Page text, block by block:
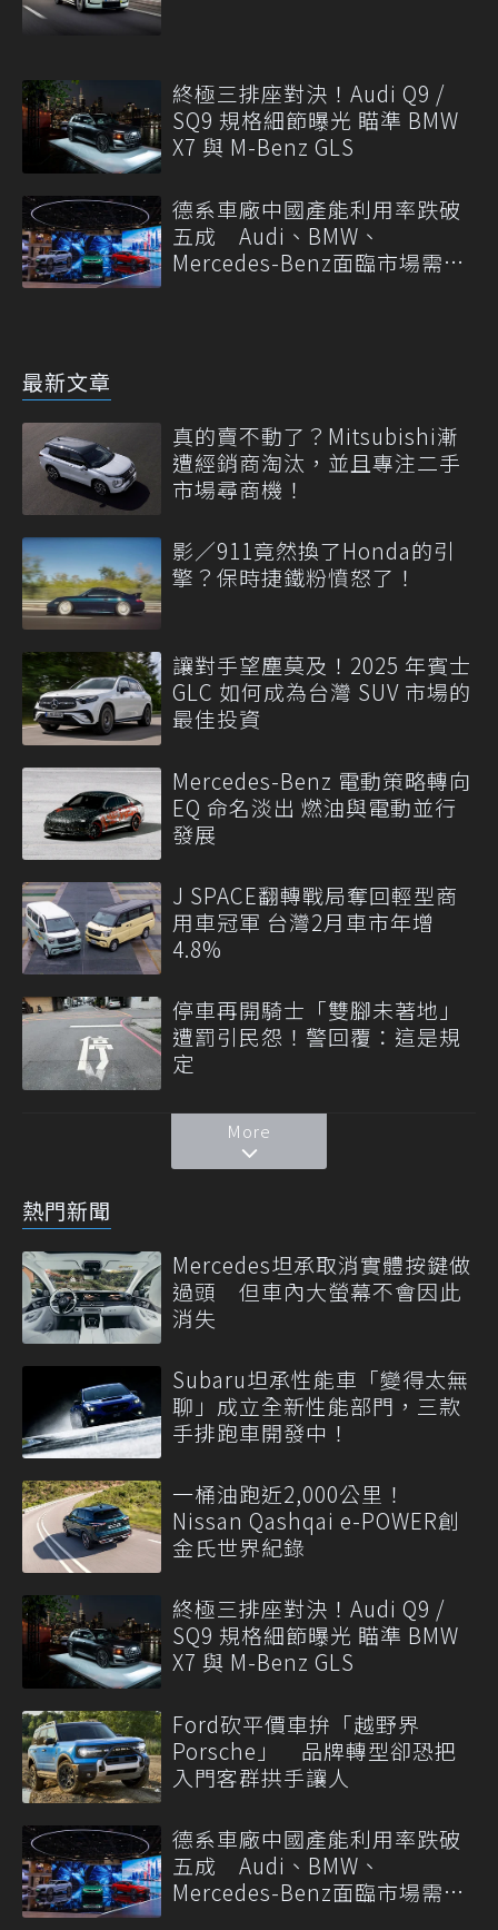
終極三排座對決！Audi Q9 /
SQ9 規格細節曝光 瞄準 BMW
X7 與 M-Benz GLS
德系車廠中國產能利用率跌破
五成 Audi、BMW、
Mercedes-Benz面臨市場需求
最新文章
真的賣不動了？Mitsubishi漸
遭經銷商淘汰，並且專注二手
市場尋商機！
影／911竟然換了Honda的引
擎？保時捷鐵粉憤怒了！
讓對手望塵莫及！2025 年賓士
GLC 如何成為台灣 SUV 市場的
最佳投資
Mercedes-Benz 電動策略轉向
EQ 命名淡出 燃油與電動並行
發展
J SPACE翻轉戰局奪回輕型商
用車冠軍 台灣2月車市年增
4.8%
停車再開騎士「雙腳未著地」
遭罰引民怨！警回覆：這是規
定
More
熱門新聞
Mercedes坦承取消實體按鍵做
過頭 但車內大螢幕不會因此
消失
Subaru坦承性能車「變得太無
聊」成立全新性能部門，三款
手排跑車開發中！
一桶油跑近2,000公里！
Nissan Qashqai e-POWER創
金氏世界紀錄
終極三排座對決！Audi Q9 /
SQ9 規格細節曝光 瞄準 BMW
X7 與 M-Benz GLS
Ford砍平價車拚「越野界
Porsche」 品牌轉型卻恐把
入門客群拱手讓人
德系車廠中國產能利用率跌破
五成 Audi、BMW、
Mercedes-Benz面臨市場需求